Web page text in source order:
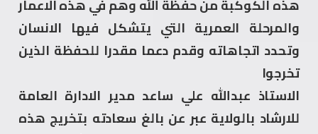
هذه الكوكبة من حفظة الله وهم في هذه الاعمار
والمرحلة العمرية التي يتشكل فيها الانسان
وتحدد اتجاهاته وقدم دعما مقدرا للحفظة الذين
تخرجوا
الاستاذ عبدالله علي ساعد مدير الادارة العامة
للارشاد بالولاية عبر عن بالغ سعادته بتخريج هذه